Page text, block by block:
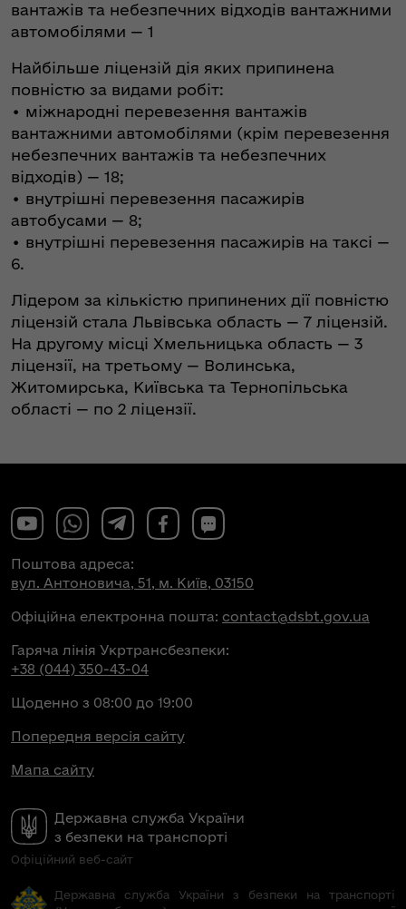
вантажів та небезпечних відходів вантажними
автомобілями — 1
Найбільше ліцензій дія яких припинена
повністю за видами робіт:
•⁠ міжнародні перевезення вантажів
вантажними автомобілями (крім перевезення
небезпечних вантажів та небезпечних
відходів) — 18;
•⁠ внутрішні перевезення пасажирів
автобусами — 8;
•⁠ внутрішні перевезення пасажирів на таксі —
6.
Лідером за кількістю припинених дії повністю
ліцензій стала Львівська область — 7 ліцензій.
На другому місці Хмельницька область — 3
ліцензії, на третьому — Волинська,
Житомирська, Київська та Тернопільська
області — по 2 ліцензії.
Державна служба України
з безпеки на транспорті
Офіційний веб-сайт
Поштова адреса:
вул. Антоновича, 51, м. Київ, 03150
Офіційна електронна пошта: contact@dsbt.gov.ua
Гаряча лінія Укртрансбезпеки:
+38 (044) 350-43-04
Щоденно з 08:00 до 19:00
Попередня версія сайту
Мапа сайту
Державна служба України з безпеки на транспорті